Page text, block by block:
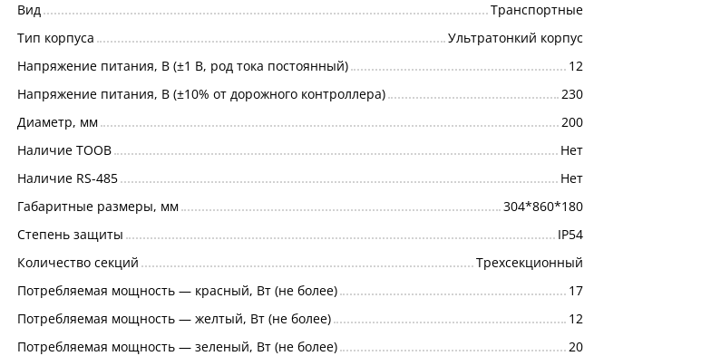
Вид
Транспортные
Тип корпуса
Ультратонкий корпус
Напряжение питания, В (±1 В, род тока постоянный)
12
Напряжение питания, В (±10% от дорожного контроллера)
230
Диаметр, мм
200
Наличие ТООВ
Нет
Наличие RS-485
Нет
Габаритные размеры, мм
304*860*180
Степень защиты
IP54
Количество секций
Трехсекционный
Потребляемая мощность — красный, Вт (не более)
17
Потребляемая мощность — желтый, Вт (не более)
12
Потребляемая мощность — зеленый, Вт (не более)
20